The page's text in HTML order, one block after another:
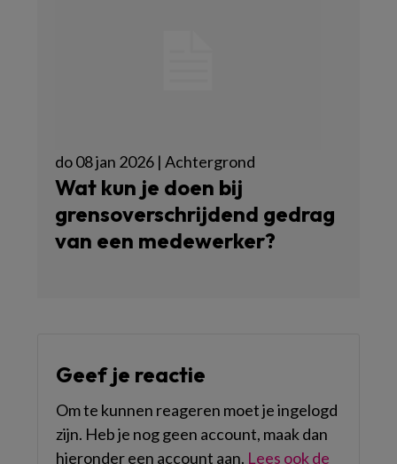
do 08 jan 2026 | Achtergrond
Wat kun je doen bij
grensoverschrijdend gedrag
van een medewerker?
Geef je reactie
Om te kunnen reageren moet je ingelogd
zijn. Heb je nog geen account, maak dan
hieronder een account aan. Lees ook de